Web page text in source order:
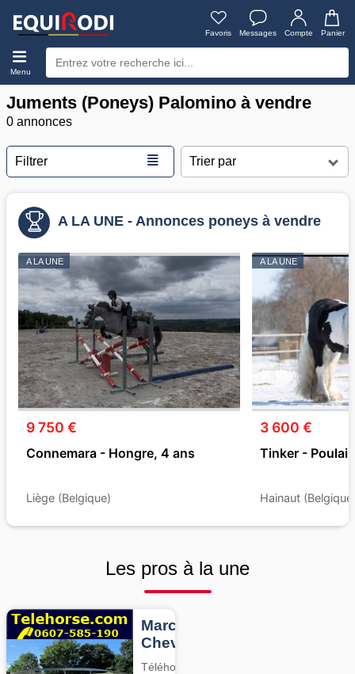
Favoris Messages Compte Panier
Menu
Juments (Poneys) Palomino à vendre
0 annonces
Filtrer ≣
A LA UNE - Annonces poneys à vendre
A LA UNE
9 750 €
Connemara - Hongre, 4 ans
Liège (Belgique)
A LA UNE
3 600 €
Tinker -
Hainaut
Les pros à la une
Marcheurs
Chevaux
Téléhorse,